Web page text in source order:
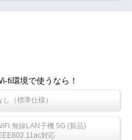
fi環境で使うなら！
し（標準仕様）
無線LAN子機 5G (新品)
対応